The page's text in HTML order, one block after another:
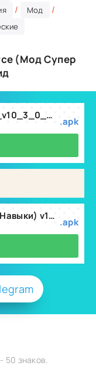
/ Мод /
(Мод Супер
marvel_strike_force_squad_rpg_v10_3_0_mod.apk .apk
MARVEL Strike Force (Мод Супер Навыки) v10.4.1 .apk
50 знаков.